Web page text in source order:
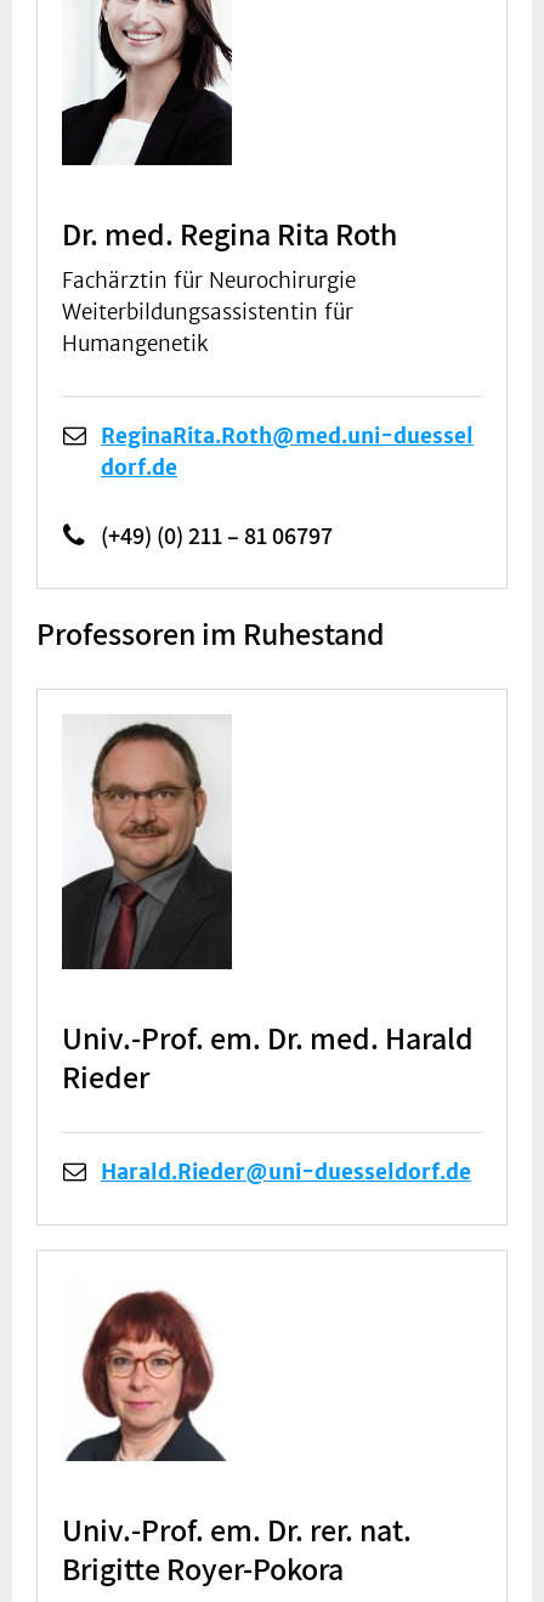
Dr. med. Regina Rita Roth
Fachärztin für Neurochirurgie
Weiterbildungsassistentin für
Humangenetik
ReginaRita.Roth@med.uni-duessel
dorf.de
(+49) (0) 211 – 81 06797
Professoren im Ruhestand
Univ.-Prof. em. Dr. med. Harald
Rieder
Harald.Rieder@uni-duesseldorf.de
Univ.-Prof. em. Dr. rer. nat.
Brigitte Royer-Pokora